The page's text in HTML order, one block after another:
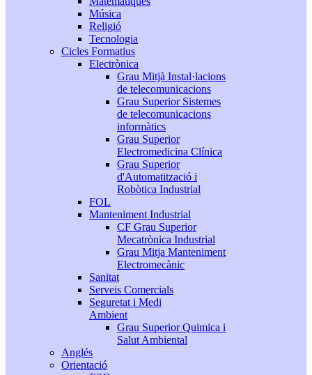
Música
Religió
Tecnologia
Cicles Formatius
Electrònica
Grau Mitjà Instal·lacions
de telecomunicacions
Grau Superior Sistemes
de telecomunicacions
informàtics
Grau Superior
Electromedicina Clínica
Grau Superior
d'Automatització i
Robòtica Industrial
FOL
Manteniment Industrial
CF Grau Superior
Mecatrònica Industrial
Grau Mitja Manteniment
Electromecànic
Sanitat
Serveis Comercials
Seguretat i Medi
Ambient
Grau Superior Quimica i
Salut Ambiental
Anglés
Orientació